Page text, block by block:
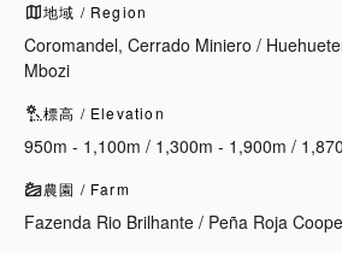
地域 / Region
Coromandel, Cerrado Miniero /
Mbozi
標高 / Elevation
950m - 1,100m / 1,300m - 1,900m /
農園 / Farm
Fazenda Rio Brilhante / Peña Roja